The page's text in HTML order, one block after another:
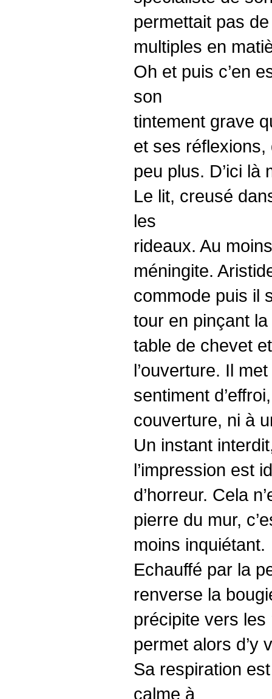
permettait pas
multiples en
Oh et puis c’en
son
tintement grave
et ses réflexions,
peu plus. D’ici là
Le lit, creusé
les
rideaux. Au
méningite.
commode puis il
tour en pinçant
table de chevet
l’ouverture. Il
sentiment
couverture, ni à
Un instant
l’impression est
d’horreur. Cela
pierre du mur,
moins inquiétant.
Echauffé par la
renverse la
précipite vers les
permet alors d’y
Sa respiration
calme à